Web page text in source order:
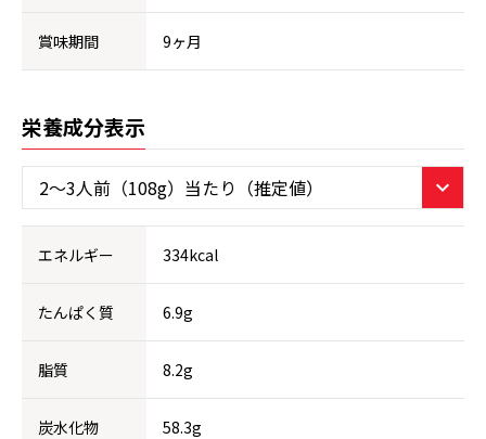
賞味期間 9ヶ月
栄養成分表示
エネルギー 334kcal
たんぱく質 6.9g
脂質 8.2g
炭水化物 58.3g